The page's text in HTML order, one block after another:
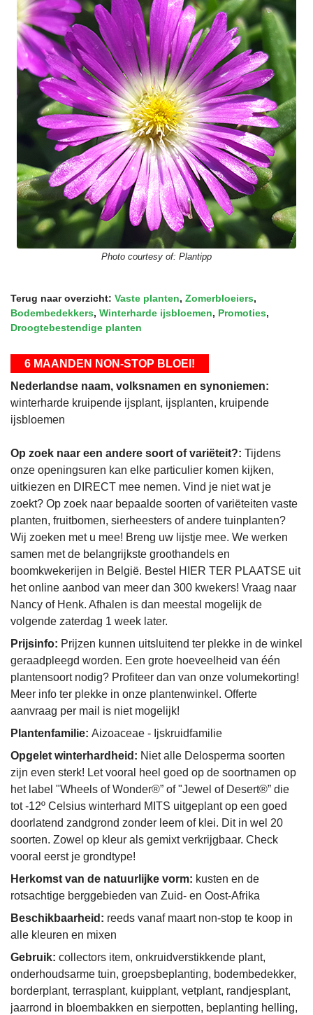
Photo courtesy of: Plantipp
Terug naar overzicht: Vaste planten, Zomerbloeiers,
Bodembedekkers, Winterharde ijsbloemen, Promoties,
Droogtebestendige planten
6 MAANDEN NON-STOP BLOEI!
Nederlandse naam, volksnamen en synoniemen:
winterharde kruipende ijsplant, ijsplanten, kruipende
ijsbloemen
Op zoek naar een andere soort of variëteit?: Tijdens
onze openingsuren kan elke particulier komen kijken,
uitkiezen en DIRECT mee nemen. Vind je niet wat je
zoekt? Op zoek naar bepaalde soorten of variëteiten vaste
planten, fruitbomen, sierheesters of andere tuinplanten?
Wij zoeken met u mee! Breng uw lijstje mee. We werken
samen met de belangrijkste groothandels en
boomkwekerijen in België. Bestel HIER TER PLAATSE uit
het online aanbod van meer dan 300 kwekers! Vraag naar
Nancy of Henk. Afhalen is dan meestal mogelijk de
volgende zaterdag 1 week later.
Prijsinfo: Prijzen kunnen uitsluitend ter plekke in de winkel
geraadpleegd worden. Een grote hoeveelheid van één
plantensoort nodig? Profiteer dan van onze volumekorting!
Meer info ter plekke in onze plantenwinkel. Offerte
aanvraag per mail is niet mogelijk!
Plantenfamilie: Aizoaceae - Ijskruidfamilie
Opgelet winterhardheid: Niet alle Delosperma soorten
zijn even sterk! Let vooral heel goed op de soortnamen op
het label "Wheels of Wonder®” of "Jewel of Desert®” die
tot -12º Celsius winterhard MITS uitgeplant op een goed
doorlatend zandgrond zonder leem of klei. Dit in wel 20
soorten. Zowel op kleur als gemixt verkrijgbaar. Check
vooral eerst je grondtype!
Herkomst van de natuurlijke vorm: kusten en de
rotsachtige berggebieden van Zuid- en Oost-Afrika
Beschikbaarheid: reeds vanaf maart non-stop te koop in
alle kleuren en mixen
Gebruik: collectors item, onkruidverstikkende plant,
onderhoudsarme tuin, groepsbeplanting, bodembedekker,
borderplant, terrasplant, kuipplant, vetplant, randjesplant,
jaarrond in bloembakken en sierpotten, beplanting helling,